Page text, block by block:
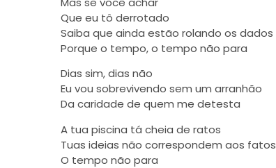
Que eu tô derrotado
Saiba que ainda estão rolando os dados
Porque o tempo, o tempo não para
Dias sim, dias não
Eu vou sobrevivendo sem um arranhão
Da caridade de quem me detesta
A tua piscina tá cheia de ratos
Tuas ideias não correspondem aos fatos
O tempo não para